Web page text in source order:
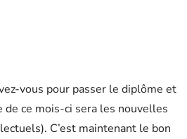
vous pour passer le diplôme et
ce mois-ci sera les nouvelles
C’est maintenant le bon